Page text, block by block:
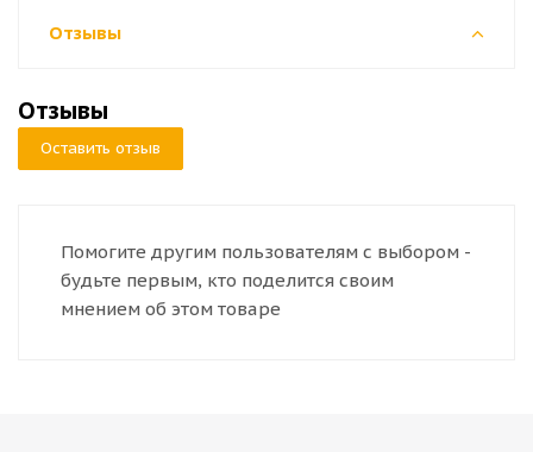
Отзывы
Отзывы
Оставить отзыв
Помогите другим пользователям с выбором -
будьте первым, кто поделится своим
мнением об этом товаре